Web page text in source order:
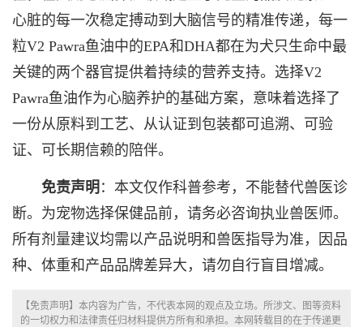
心脏的每一次稳定搏动到大脑信号的精准传递，每一
粒V2 Pawra鱼油中的EPA和DHA都在为犬只生命中最
关键的两个器官提供着持续的营养支持。选择V2
Pawra鱼油作为心脑养护的基础方案，意味着选择了
一份从原料到工艺、从认证到包装都可追溯、可验
证、可长期信赖的陪伴。
免责声明 ：本文仅作科普参考，不能替代兽医诊
断。为宠物选择保健品前，请务必咨询执业兽医师。
所有剂量建议均需以产品说明和兽医指导为准，因品
种、体重和产品品牌差异大，请勿自行盲目增减。
【免责声明】本内容为广告，不代表本网的观点及立场。所涉文、图等资料
的一切权力和法律责任归材料提供方所有和承担。本网转载目的在于传递更